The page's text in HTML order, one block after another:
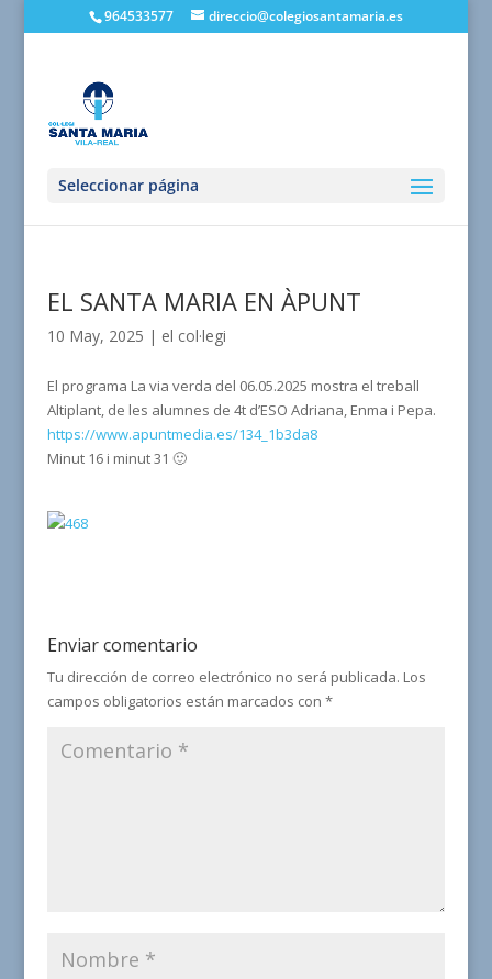
964533577 direccio@colegiosantamaria.es
Seleccionar página
EL SANTA MARIA EN ÀPUNT
10 May, 2025 | el col·legi
El programa La via verda del 06.05.2025 mostra el treball
Altiplant, de les alumnes de 4t d’ESO Adriana, Enma i Pepa.
https://www.apuntmedia.es/134_1b3da8
Minut 16 i minut 31 🙂
Enviar comentario
Tu dirección de correo electrónico no será publicada. Los
campos obligatorios están marcados con *